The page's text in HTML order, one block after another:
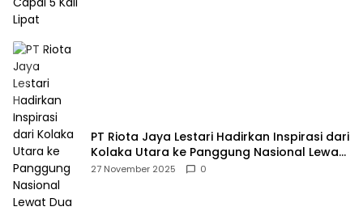
PT Riota Jaya Lestari Hadirkan Inspirasi dari
Kolaka Utara ke Panggung Nasional Lewat
Dua Penghargaan Bergengsi
27 November 2025 0